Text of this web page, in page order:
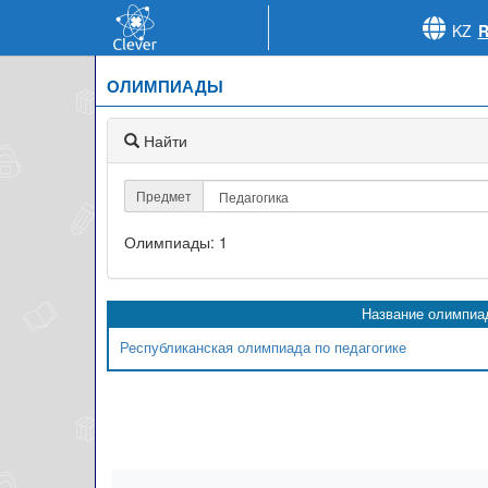
ОЛИМПИАДЫ
Найти
Предмет
Олимпиады: 1
Название
Республиканская олимпиада по педагогике
KZ